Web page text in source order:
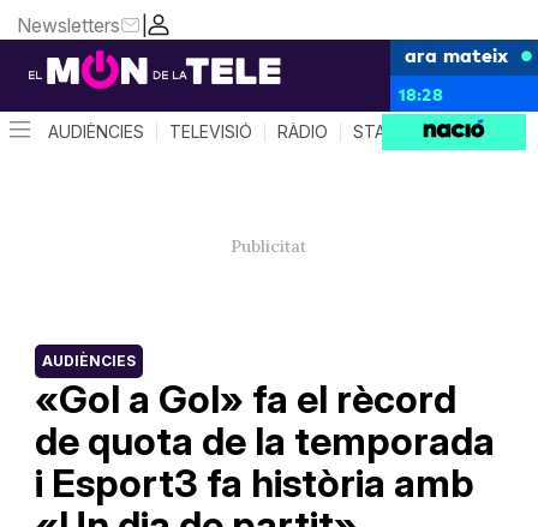
|
Newsletters
ara mateix
18:28
AUDIÈNCIES TELEVISIÓ RÀDIO STAR SYSTEM
«Gol a Gol» fa el rècord
de quota de la temporada
i Esport3 fa història amb
AUDIÈNCIES